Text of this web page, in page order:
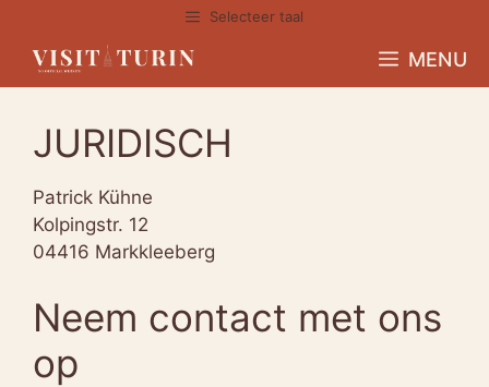
inhoud
Selecteer taal
MENU
JURIDISCH
Patrick Kühne
Kolpingstr. 12
04416 Markkleeberg
Neem contact met ons
op